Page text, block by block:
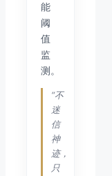
能
阈
值
监
测。
“不
迷
信
神
迹，
只